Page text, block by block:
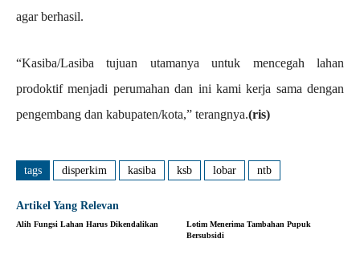
agar berhasil.
“Kasiba/Lasiba tujuan utamanya untuk mencegah lahan
prodoktif menjadi perumahan dan ini kami kerja sama dengan
pengembang dan kabupaten/kota,” terangnya.(ris)
tags disperkim kasiba ksb lobar ntb
Artikel Yang Relevan
Alih Fungsi Lahan Harus Dikendalikan
Lotim Menerima Tambahan Pupuk
Bersubsidi